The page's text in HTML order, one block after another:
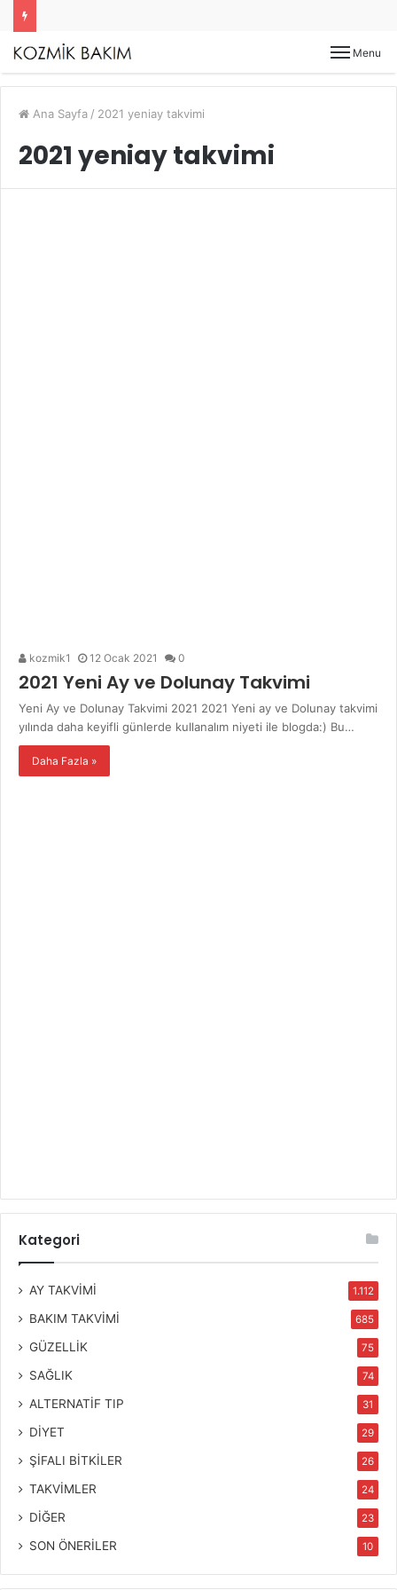
Menu
Ana Sayfa / 2021 yeniay takvimi
2021 yeniay takvimi
kozmik1 12 Ocak 2021 0
2021 Yeni Ay ve Dolunay Takvimi
Yeni Ay ve Dolunay Takvimi 2021 2021 Yeni ay ve Dolunay takvimi
yılında daha keyifli günlerde kullanalım niyeti ile blogda:) Bu…
Daha Fazla »
Kategori
AY TAKVİMİ 1.112
BAKIM TAKVİMİ 685
GÜZELLİK 75
SAĞLIK 74
ALTERNATİF TIP 31
DİYET 29
ŞİFALI BİTKİLER 26
TAKVİMLER 24
DİĞER 23
SON ÖNERİLER 10